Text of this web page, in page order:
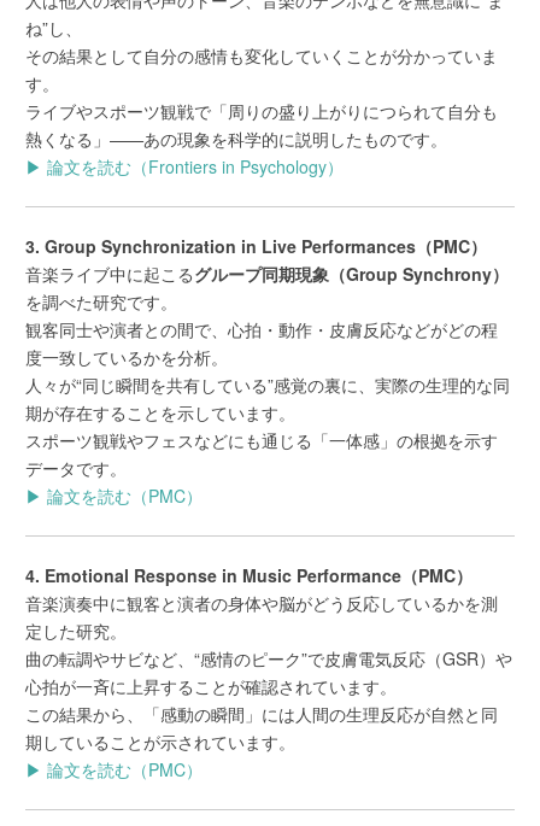
ね”し、
その結果として自分の感情も変化していくことが分かっていま
す。
ライブやスポーツ観戦で「周りの盛り上がりにつられて自分も
熱くなる」——あの現象を科学的に説明したものです。
▶ 論文を読む（Frontiers in Psychology）
3. Group Synchronization in Live Performances（PMC）
音楽ライブ中に起こるグループ同期現象（Group Synchrony）
を調べた研究です。
観客同士や演者との間で、心拍・動作・皮膚反応などがどの程
度一致しているかを分析。
人々が“同じ瞬間を共有している”感覚の裏に、実際の生理的な同
期が存在することを示しています。
スポーツ観戦やフェスなどにも通じる「一体感」の根拠を示す
データです。
▶ 論文を読む（PMC）
4. Emotional Response in Music Performance（PMC）
音楽演奏中に観客と演者の身体や脳がどう反応しているかを測
定した研究。
曲の転調やサビなど、“感情のピーク”で皮膚電気反応（GSR）や
心拍が一斉に上昇することが確認されています。
この結果から、「感動の瞬間」には人間の生理反応が自然と同
期していることが示されています。
▶ 論文を読む（PMC）